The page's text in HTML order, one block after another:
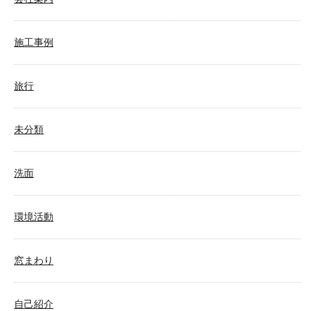
施工事例
旅行
未分類
洗面
環境活動
窓まわり
自己紹介